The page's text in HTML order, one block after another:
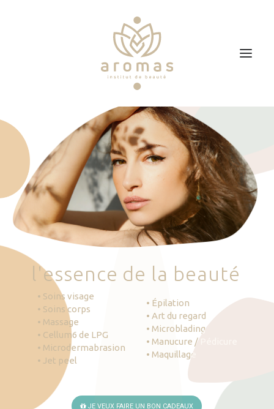
Soins
Je veux faire un bon cadeau
Plan d’accès
Prendre RDV
'essence de la beauté
• Soins visage
• Soins corps
• Massage
• Cellum6 de LPG
• Microdermabrasion
• Jet peel
• Épilation
• Art du regard
• Microblading
• Manucure / Pédicure
• Maquillage
JE VEUX FAIRE UN BON CADEAUX